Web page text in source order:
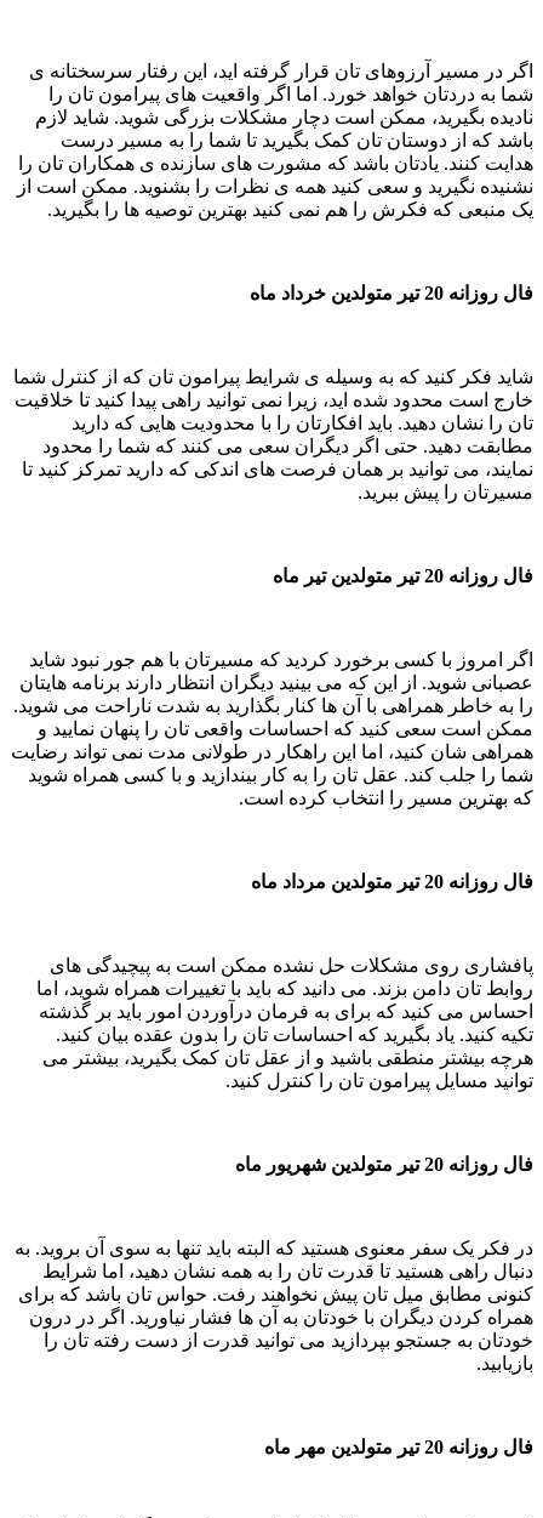
اگر در مسیر آرزوهای تان قرار گرفته اید، این رفتار سرسختانه ی
شما به دردتان خواهد خورد. اما اگر واقعیت های پیرامون تان را
نادیده بگیرید، ممکن است دچار مشکلات بزرگی شوید. شاید لازم
باشد که از دوستان تان کمک بگیرید تا شما را به مسیر درست
هدایت کنند. یادتان باشد که مشورت های سازنده ی همکاران تان را
نشنیده نگیرید و سعی کنید همه ی نظرات را بشنوید. ممکن است از
یک منبعی که فکرش را هم نمی کنید بهترین توصیه ها را بگیرید.
فال روزانه 20 تیر متولدین خرداد ماه
شاید فکر کنید که به وسیله ی شرایط پیرامون تان که از کنترل شما
خارج است محدود شده اید، زیرا نمی توانید راهی پیدا کنید تا خلاقیت
تان را نشان دهید. باید افکارتان را با محدودیت هایی که دارید
مطابقت دهید. حتی اگر دیگران سعی می کنند که شما را محدود
نمایند، می توانید بر همان فرصت های اندکی که دارید تمرکز کنید تا
مسیرتان را پیش ببرید.
فال روزانه 20 تیر متولدین تیر ماه
اگر امروز با کسی برخورد کردید که مسیرتان با هم جور نبود شاید
عصبانی شوید. از این که می بینید دیگران انتظار دارند برنامه هایتان
را به خاطر همراهی با آن ها کنار بگذارید به شدت ناراحت می شوید.
ممکن است سعی کنید که احساسات واقعی تان را پنهان نمایید و
همراهی شان کنید، اما این راهکار در طولانی مدت نمی تواند رضایت
شما را جلب کند. عقل تان را به کار بیندازید و با کسی همراه شوید
که بهترین مسیر را انتخاب کرده است.
فال روزانه 20 تیر متولدین مرداد ماه
پافشاری روی مشکلات حل نشده ممکن است به پیچیدگی های
روابط تان دامن بزند. می دانید که باید با تغییرات همراه شوید، اما
احساس می کنید که برای به فرمان درآوردن امور باید بر گذشته
تکیه کنید. یاد بگیرید که احساسات تان را بدون عقده بیان کنید.
هرچه بیشتر منطقی باشید و از عقل تان کمک بگیرید، بیشتر می
توانید مسایل پیرامون تان را کنترل کنید.
فال روزانه 20 تیر متولدین شهریور ماه
در فکر یک سفر معنوی هستید که البته باید تنها به سوی آن بروید. به
دنبال راهی هستید تا قدرت تان را به همه نشان دهید، اما شرایط
کنونی مطابق میل تان پیش نخواهند رفت. حواس تان باشد که برای
همراه کردن دیگران با خودتان به آن ها فشار نیاورید. اگر در درون
خودتان به جستجو بپردازید می توانید قدرت از دست رفته تان را
بازیابید.
فال روزانه 20 تیر متولدین مهر ماه